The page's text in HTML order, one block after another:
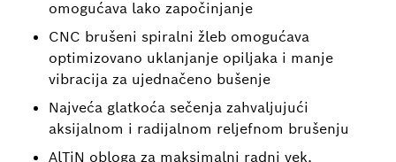
omogućava lako započinjanje
CNC brušeni spiralni žleb omogućava
optimizovano uklanjanje opiljaka i manje
vibracija za ujednačeno bušenje
Najveća glatkoća sečenja zahvaljujući
aksijalnom i radijalnom reljefnom brušenju
AlTiN obloga za maksimalni radni vek,